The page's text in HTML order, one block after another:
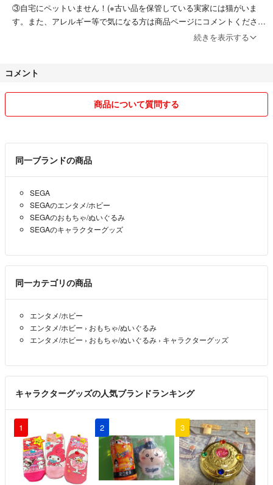
③自宅にペットいません！(※古い品を保管している実家には猫がいま
す。また、アレルギー等で気になる方は商品ページにコメントくださ
洗濯機で洗濯します。（ほぼ新品で購入時の紙タグ付きのもの・洗えな
等気になる方はご遠慮ください。
⑤基本的にかんたんラクマパック使用です。梱包都合にて、購入後にヤ
ムーズな発送の為に、その場合の確認連絡は取りません。いずれも匿名
配送です。
お支払が間に合わない場合や、キャンセルご希望の場合はコメント頂け
ますと評価は配慮させて頂きます👍
不具合あった場合は、評価より先にメッセージを頂けますと幸いです。
ません。
気持ちの良い取引ができればと思います！
コメント歓迎です😋
続きを表示する
コメント
商品について質問する
同一ブランドの商品
SEGA
SEGAのエンタメ/ホビー
SEGAのおもちゃ/ぬいぐるみ
SEGAのキャラクターグッズ
同一カテゴリの商品
エンタメ/ホビー
エンタメ/ホビー › おもちゃ/ぬいぐるみ
エンタメ/ホビー › おもちゃ/ぬいぐるみ › キャラクターグッズ
キャラクターグッズの人気ブランドランキング
1 2 3